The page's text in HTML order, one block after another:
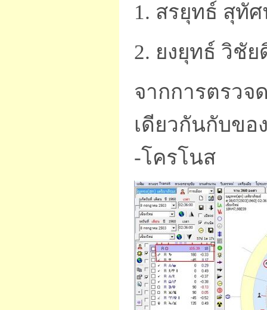
1. สรยุทธ์ สุทั
2. ยงยุทธ์ วิชัย
จากการตรวจ
เดียวกันกับขอ
-โครโนส